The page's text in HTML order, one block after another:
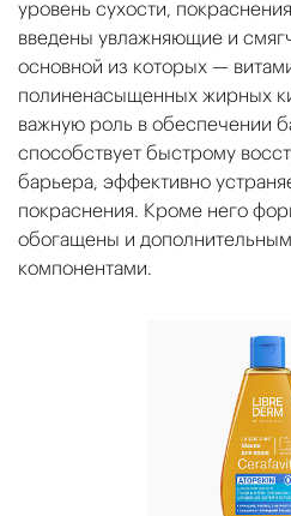
уровень сухости,
введены увлажняющие и
основной из которых —
полиненасыщенных жирных
важную роль в обеспечении
способствует быстрому
барьера, эффективно
покраснения. Кроме него
обогащены и
компонентами.